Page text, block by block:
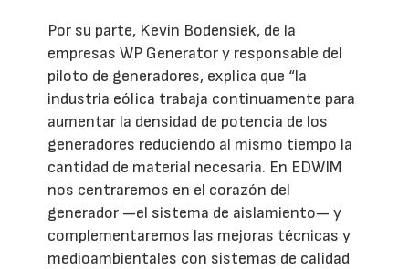
Por su parte, Kevin Bodensiek, de la
empresas WP Generator y responsable del
piloto de generadores, explica que “la
industria eólica trabaja continuamente para
aumentar la densidad de potencia de los
generadores reduciendo al mismo tiempo la
cantidad de material necesaria. En EDWIM
nos centraremos en el corazón del
generador —el sistema de aislamiento— y
complementaremos las mejoras técnicas y
medioambientales con sistemas de calidad